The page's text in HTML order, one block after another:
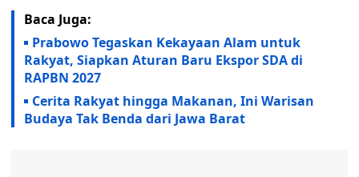
Baca Juga:
Prabowo Tegaskan Kekayaan Alam untuk
Rakyat, Siapkan Aturan Baru Ekspor SDA di
RAPBN 2027
Cerita Rakyat hingga Makanan, Ini Warisan
Budaya Tak Benda dari Jawa Barat